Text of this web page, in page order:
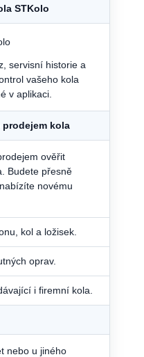
STKolo
servisní historie a
vašeho kola
v aplikaci.
kola
ověřit
Budete přesně
novému
kol a ložisek.
oprav.
i firemní kola.
nebo u jiného